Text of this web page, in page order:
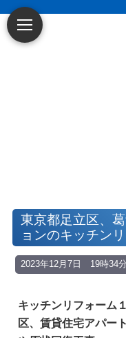
～賃
マンション・戸
室リフォーム業
東京都足立区、
ョンのキッチン
2023年12月7日 19時34
キッチンリフォーム
区、賃貸住宅アパー